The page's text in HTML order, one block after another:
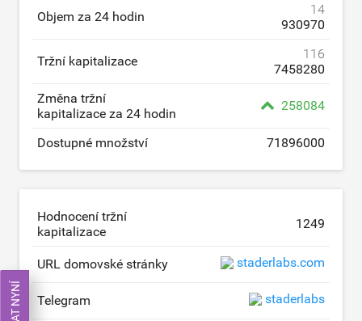
Objem za 24 hodin
14
930970
Tržní kapitalizace
116
7458280
Změna tržní
kapitalizace za 24 hodin
258084
Dostupné množství 71896000
Hodnocení tržní
kapitalizace
1249
URL domovské stránky staderlabs.com
Telegram staderlabs